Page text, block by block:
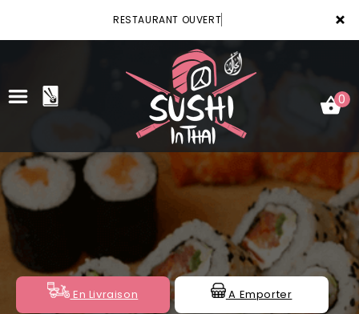
×
RESTAURANT OUVERT
ACCUEIL
VOTRE COMPTE
NOTRE RESTAURANT
0
En Livraison A Emporter